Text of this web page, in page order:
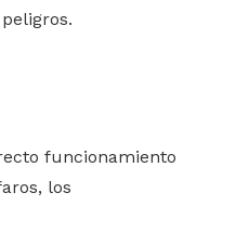
funcionamiento
los